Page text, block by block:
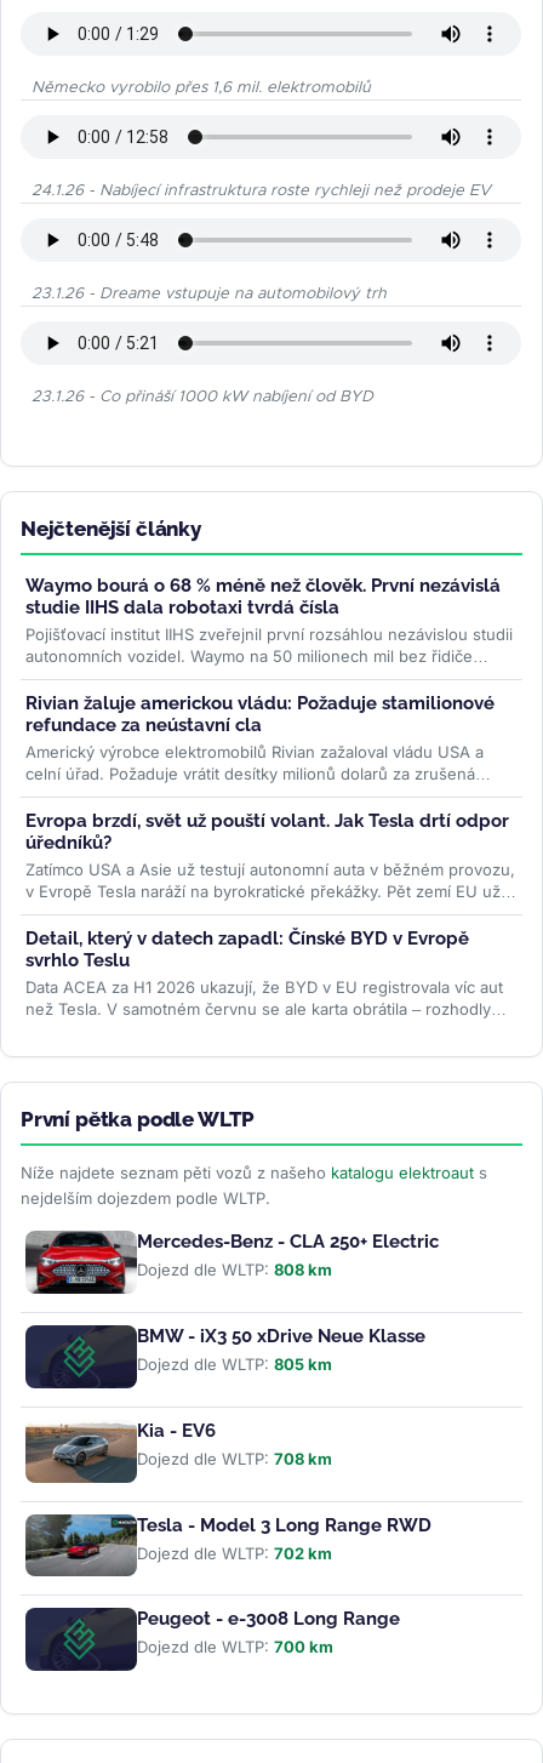
Německo vyrobilo přes 1,6 mil. elektromobilů
24.1.26 - Nabíjecí infrastruktura roste rychleji než prodeje EV
23.1.26 - Dreame vstupuje na automobilový trh
23.1.26 - Co přináší 1000 kW nabíjení od BYD
Nejčtenější články
Waymo bourá o 68 % méně než člověk. První nezávislá
studie IIHS dala robotaxi tvrdá čísla
Pojišťovací institut IIHS zveřejnil první rozsáhlou nezávislou studii
autonomních vozidel. Waymo na 50 milionech mil bez řidiče
bouralo o...>>
Rivian žaluje americkou vládu: Požaduje stamilionové
refundace za neústavní cla
Americký výrobce elektromobilů Rivian zažaloval vládu USA a
celní úřad. Požaduje vrátit desítky milionů dolarů za zrušená
Trumpova...>>
Evropa brzdí, svět už pouští volant. Jak Tesla drtí odpor
úředníků?
Zatímco USA a Asie už testují autonomní auta v běžném provozu,
v Evropě Tesla naráží na byrokratické překážky. Pět zemí EU už
ale...>>
Detail, který v datech zapadl: Čínské BYD v Evropě
svrhlo Teslu
Data ACEA za H1 2026 ukazují, že BYD v EU registrovala víc aut
než Tesla. V samotném červnu se ale karta obrátila – rozhodly
První pětka podle WLTP
Níže najdete seznam pěti vozů z našeho katalogu elektroaut s
nejdelším dojezdem podle WLTP.
Mercedes-Benz - CLA 250+ Electric
Dojezd dle WLTP: 808 km
BMW - iX3 50 xDrive Neue Klasse
Dojezd dle WLTP: 805 km
Kia - EV6
Dojezd dle WLTP: 708 km
Tesla - Model 3 Long Range RWD
Dojezd dle WLTP: 702 km
Peugeot - e-3008 Long Range
Dojezd dle WLTP: 700 km